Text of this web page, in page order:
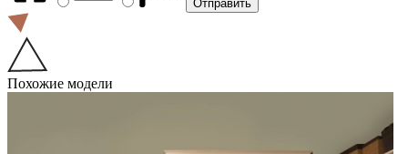
Похожие модели